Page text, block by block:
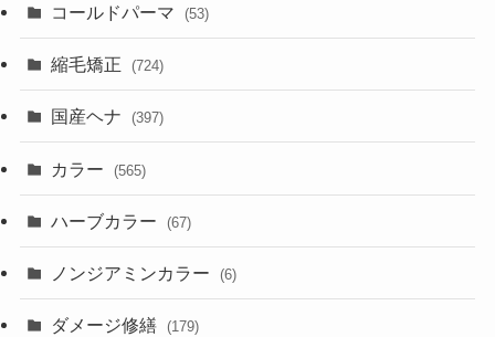
コールドパーマ (53)
縮毛矯正 (724)
国産ヘナ (397)
カラー (565)
ハーブカラー (67)
ノンジアミンカラー (6)
ダメージ修繕 (179)